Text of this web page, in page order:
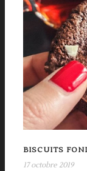
BISCUITS
17 octobre 2019